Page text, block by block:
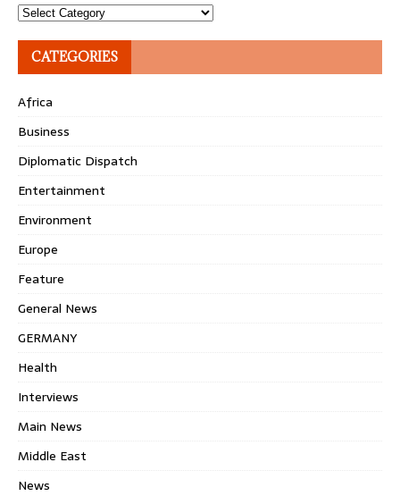
Topics
CATEGORIES
Africa
Business
Diplomatic Dispatch
Entertainment
Environment
Europe
Feature
General News
GERMANY
Health
Interviews
Main News
Middle East
News